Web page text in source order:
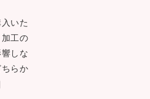
いた
工の
しな
らか